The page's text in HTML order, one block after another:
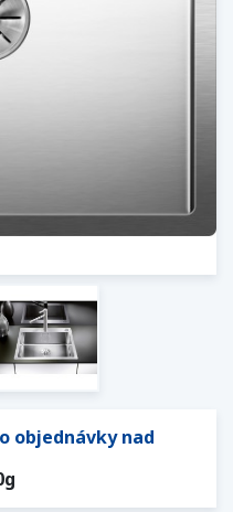
objednávky nad